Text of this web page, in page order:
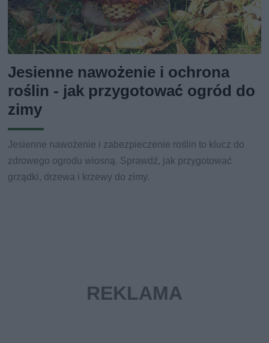
Jesienne nawożenie i ochrona
roślin - jak przygotować ogród do
zimy
Jesienne nawożenie i zabezpieczenie roślin to klucz do
zdrowego ogrodu wiosną. Sprawdź, jak przygotować
grządki, drzewa i krzewy do zimy.